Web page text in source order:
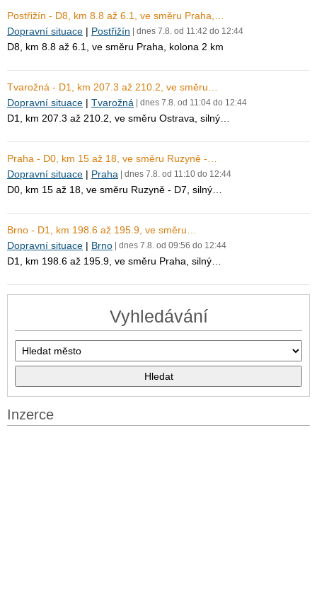
Postřižín - D8, km 8.8 až 6.1, ve směru Praha,…
Dopravní situace | Postřižín | dnes 7.8. od 11:42 do 12:44
D8, km 8.8 až 6.1, ve směru Praha, kolona 2 km
Tvarožná - D1, km 207.3 až 210.2, ve směru…
Dopravní situace | Tvarožná | dnes 7.8. od 11:04 do 12:44
D1, km 207.3 až 210.2, ve směru Ostrava, silný…
Praha - D0, km 15 až 18, ve směru Ruzyně -…
Dopravní situace | Praha | dnes 7.8. od 11:10 do 12:44
D0, km 15 až 18, ve směru Ruzyně - D7, silný…
Brno - D1, km 198.6 až 195.9, ve směru…
Dopravní situace | Brno | dnes 7.8. od 09:56 do 12:44
D1, km 198.6 až 195.9, ve směru Praha, silný…
Vyhledávání
Inzerce